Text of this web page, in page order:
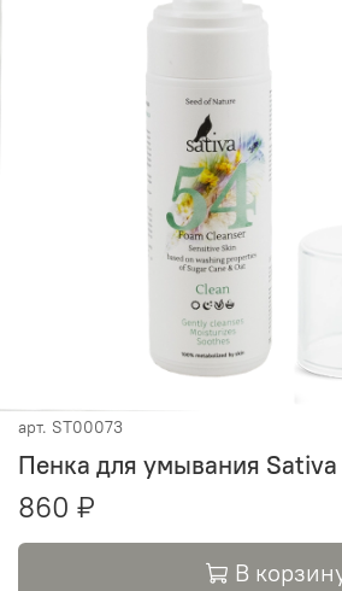
арт. ST00073
Пенка для умывания
860 ₽
В